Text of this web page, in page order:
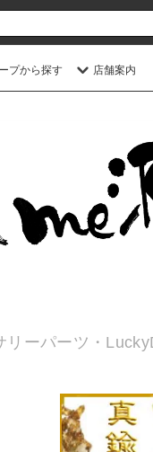
プから探す 店舗案内
ーパーツ・